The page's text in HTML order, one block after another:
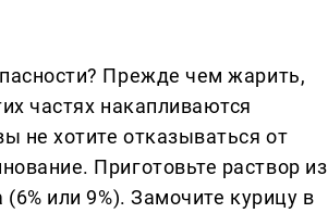
Прежде чем жарить,
частях накапливаются
не хотите отказываться от
Приготовьте раствор из
или 9%). Замочите курицу в